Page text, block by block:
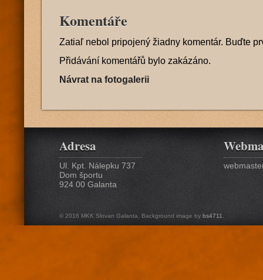
Komentáře
Zatiaľ nebol pripojený žiadny komentár. Buďte
Přidávání komentářů bylo zakázáno.
Návrat na fotogalerii
Adresa
Ul. Kpt. Nálepku 737
Dom športu
924 00 Galanta
© 2016 MKK Slovan Galanta. Background image by bs4711